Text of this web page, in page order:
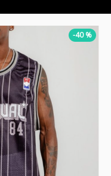
-40 %